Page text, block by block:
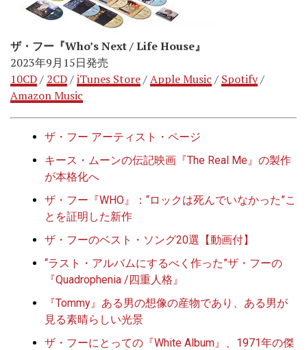
ザ・フー『Who’s Next / Life House』
2023年9月15日発売
10CD/ 2CD/iTunes Store/Apple Music / Spotify/
Amazon Music
ザ・フー アーティスト・ページ
キース・ムーンの伝記映画『The Real Me』の製作
が本格化へ
ザ・フー『WHO』：“ロックは死んでいなかった”こ
とを証明した新作
ザ・フーのベスト・ソング20選【動画付】
“ラスト・アルバムにするべく作った”ザ・フーの
『Quadrophenia /四重人格』
『Tommy』ある男の想像の産物であり、ある男が
見る素晴らしい光景
ザ・フーにとっての『White Album』、1971年の傑